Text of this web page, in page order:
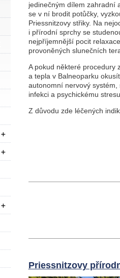
jedinečným dílem zahradní
se v ní brodit potůčky,
Priessnitzovy střiky. Na
i přírodní sprchy se
nejpříjemnější pocit
provoněných slunečních
A pokud některé procedury
a tepla v Balneoparku
autonomní nervový
infekci a psychickému stresu.
Z důvodu zde léčených
Priessnitzovy